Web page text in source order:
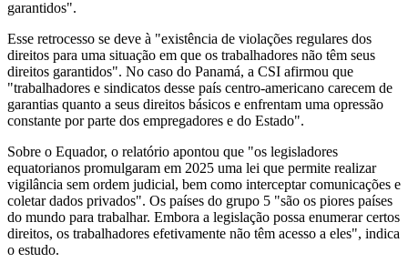
garantidos".
Esse retrocesso se deve à "existência de violações regulares dos
direitos para uma situação em que os trabalhadores não têm seus
direitos garantidos". No caso do Panamá, a CSI afirmou que
"trabalhadores e sindicatos desse país centro-americano carecem de
garantias quanto a seus direitos básicos e enfrentam uma opressão
constante por parte dos empregadores e do Estado".
Sobre o Equador, o relatório apontou que "os legisladores
equatorianos promulgaram em 2025 uma lei que permite realizar
vigilância sem ordem judicial, bem como interceptar comunicações e
coletar dados privados". Os países do grupo 5 "são os piores países
do mundo para trabalhar. Embora a legislação possa enumerar certos
direitos, os trabalhadores efetivamente não têm acesso a eles", indica
o estudo.